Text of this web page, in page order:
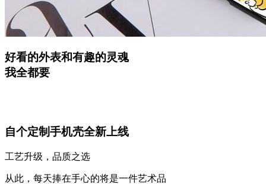
好看的外表和有趣的灵魂
我全都要
自个定制手机壳全新上线
工艺升级，品质之选
从此，每天捧在手心的将是一件艺术品